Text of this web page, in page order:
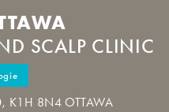
SCALP CLINIC
K1H 8N4 OTTAWA